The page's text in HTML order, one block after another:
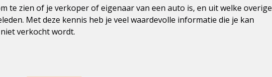
te zien of je verkoper of eigenaar van een auto is, en uit welke overige
Met deze kennis heb je veel waardevolle informatie die je kan
verkocht wordt.